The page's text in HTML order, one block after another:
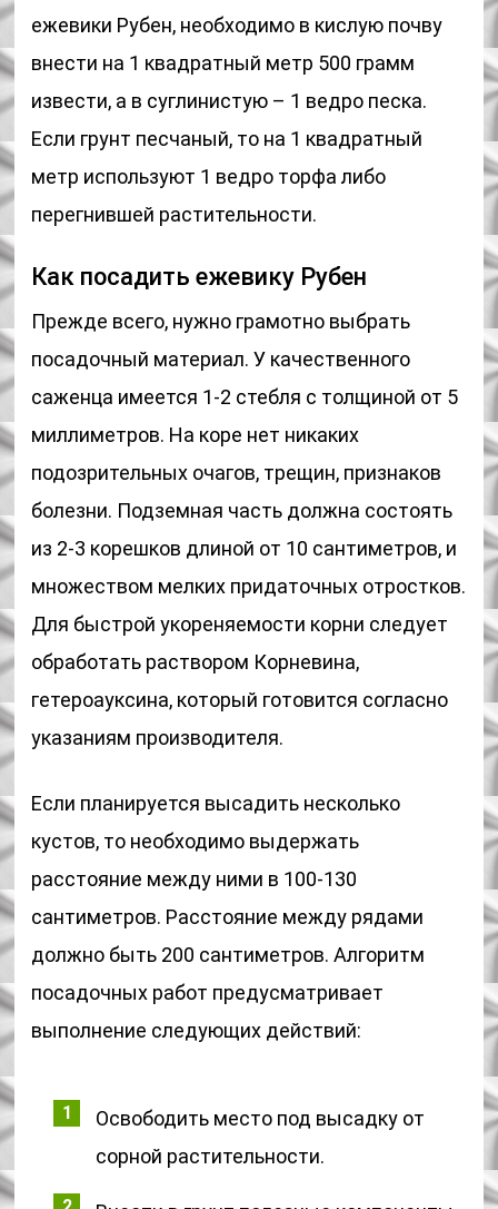
ежевики Рубен, необходимо в кислую почву
внести на 1 квадратный метр 500 грамм
извести, а в суглинистую – 1 ведро песка.
Если грунт песчаный, то на 1 квадратный
метр используют 1 ведро торфа либо
перегнившей растительности.
Как посадить ежевику Рубен
Прежде всего, нужно грамотно выбрать
посадочный материал. У качественного
саженца имеется 1-2 стебля с толщиной от 5
миллиметров. На коре нет никаких
подозрительных очагов, трещин, признаков
болезни. Подземная часть должна состоять
из 2-3 корешков длиной от 10 сантиметров, и
множеством мелких придаточных отростков.
Для быстрой укореняемости корни следует
обработать раствором Корневина,
гетероауксина, который готовится согласно
указаниям производителя.
Если планируется высадить несколько
кустов, то необходимо выдержать
расстояние между ними в 100-130
сантиметров. Расстояние между рядами
должно быть 200 сантиметров. Алгоритм
посадочных работ предусматривает
выполнение следующих действий:
Освободить место под высадку от
сорной растительности.